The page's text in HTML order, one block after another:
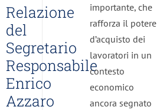
Relazione
del
Segretario
Responsabile
Enrico
Azzaro
importante, che
rafforza il potere
d’acquisto dei
lavoratori in un
contesto
economico
ancora segnato